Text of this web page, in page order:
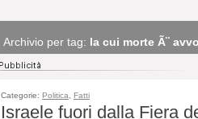
Archivio per tag: la cui morte Ã¨
Categorie: Politica Fatti
Israele fuori dalla Fiera